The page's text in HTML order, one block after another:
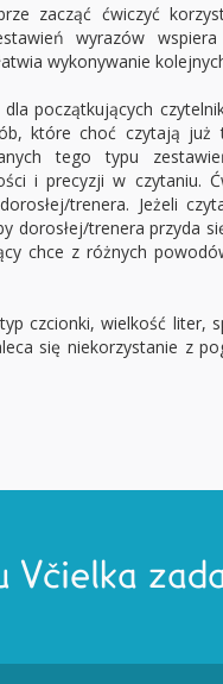
zacząć ćwiczyć
wyrazów
wykonywanie
początkujących
które choć czytają już
tego typu
i precyzji w czytaniu.
trenera. Jeżeli
dorosłej/trenera przyda
chce z różnych
czcionki, wielkość liter,
się niekorzystanie z
Včielka